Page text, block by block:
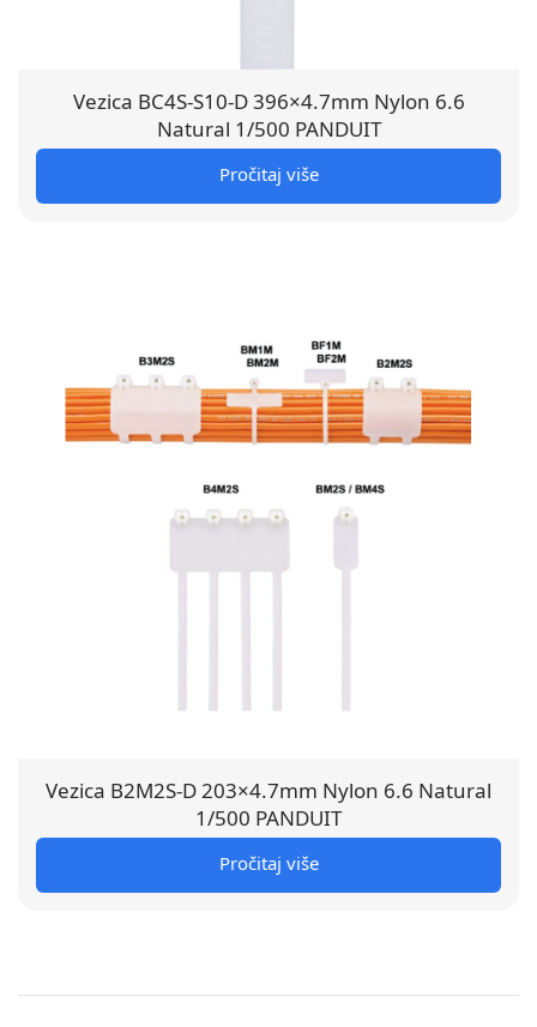
Vezica BC4S-S10-D 396×4.7mm Nylon 6.6
Natural 1/500 PANDUIT
Pročitaj više
Vezica B2M2S-D 203×4.7mm Nylon 6.6 Natural
1/500 PANDUIT
Pročitaj više